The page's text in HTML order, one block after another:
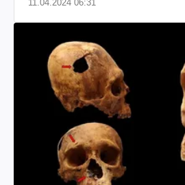
(zdjęcie)
11.04.2024 06:31